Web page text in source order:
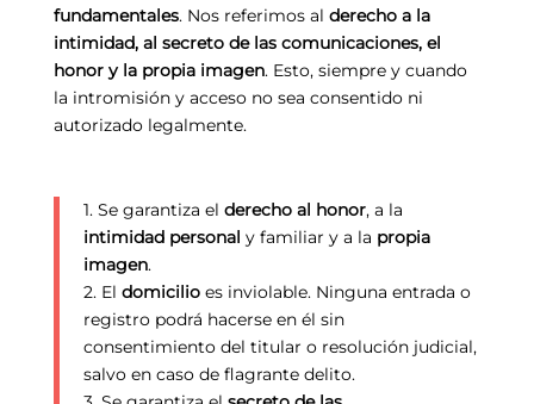
fundamentales. Nos referimos al derecho a la
intimidad, al secreto de las comunicaciones, el
honor y la propia imagen. Esto, siempre y cuando
la intromisión y acceso no sea consentido ni
autorizado legalmente.
1. Se garantiza el derecho al honor, a la
intimidad personal y familiar y a la propia
imagen.
2. El domicilioes inviolable. Ninguna entrada o
registro podrá hacerse en él sin
consentimiento del titular o resolución judicial,
salvo en caso de flagrante delito.